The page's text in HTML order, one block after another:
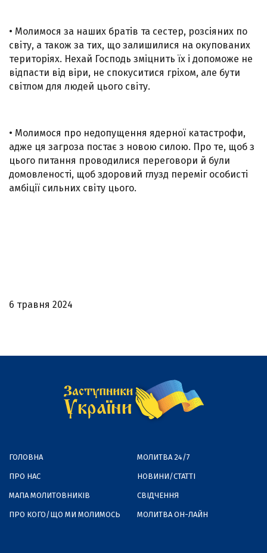
• Молимося за наших братів та сестер, розсіяних по
світу, а також за тих, що залишилися на окупованих
територіях. Нехай Господь зміцнить їх і допоможе не
відпасти від віри, не спокуситися гріхом, але бути
світлом для людей цього світу.
• Молимося про недопущення ядерної катастрофи,
адже ця загроза постає з новою силою. Про те, щоб з
цього питання проводилися переговори й були
домовленості, щоб здоровий глузд переміг особисті
амбіції сильних світу цього.
6 травня 2024
ГОЛОВНА
ПРО НАС
МАПА МОЛИТОВНИКІВ
ПРО КОГО/ЩО МИ МОЛИМОСЬ
МОЛИТВА 24/7
НОВИНИ/СТАТТІ
СВІДЧЕННЯ
МОЛИТВА ОН-ЛАЙН